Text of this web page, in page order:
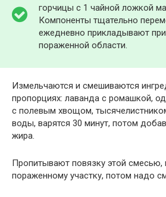
горчицы с 1 чайной ложкой
Компоненты тщательно
ежедневно прикладывают
пораженной области.
Измельчаются и смешиваются
пропорциях: лаванда с ромашкой,
с полевым хвощом,
воды, варятся 30 минут, потом
жира.
Пропитывают повязку этой
пораженному участку, потом надо